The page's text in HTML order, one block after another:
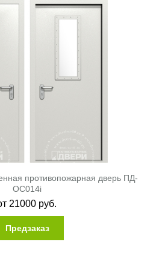
противопожарная дверь ПД-
ОС014i
21000 руб.
Предзаказ